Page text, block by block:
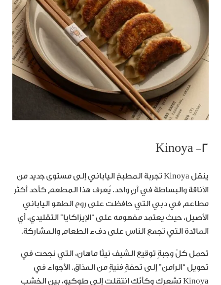
٢- Kinoya
ينقل Kinoya تجربة المطبخ الياباني إلى مستوى جديد من
الأناقة والبساطة في آنٍ واحد. يُعرف هذا المطعم كأحد أكثر
مطاعم في دبي التي حافظت على روح الطهو الياباني
الأصيل، حيث يعتمد مفهومه على “الإيزاكايا” التقليدي، أي
المائدة التي تجمع الناس على دفء الطعام والمشاركة.
تحمل كلّ وجبةٍ توقيع الشيف نيثا ماهان، التي نجحت في
تحويل “الرامن” إلى تحفةٍ فنيةٍ من المذاق. الأجواء في
Kinoya تشعركِ وكأنّكِ انتقلتِ إلى طوكيو، بين الخشب